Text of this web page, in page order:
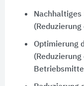
Optimierung
(Reduzierung